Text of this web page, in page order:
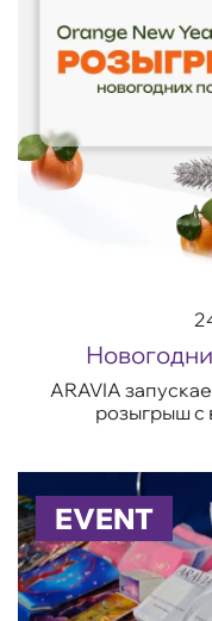
ARAVIA
розыгрыш с
EVENT